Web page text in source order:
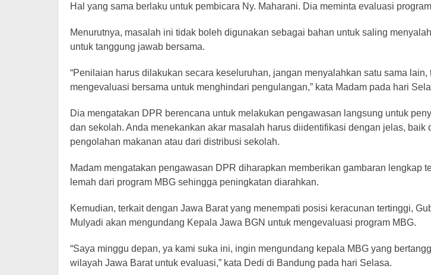
Hal yang sama berlaku untuk pembicara Ny. Maharani. Dia meminta evaluasi
Menurutnya, masalah ini tidak boleh digunakan sebagai bahan untuk saling
untuk tanggung jawab bersama.
“Penilaian harus dilakukan secara keseluruhan, jangan menyalahkan satu sama lain,
mengevaluasi bersama untuk menghindari pengulangan,” kata Madam pada hari
Dia mengatakan DPR berencana untuk melakukan pengawasan langsung untuk
dan sekolah. Anda menekankan akar masalah harus diidentifikasi dengan jelas, baik
pengolahan makanan atau dari distribusi sekolah.
Madam mengatakan pengawasan DPR diharapkan memberikan gambaran lengkap
lemah dari program MBG sehingga peningkatan diarahkan.
Kemudian, terkait dengan Jawa Barat yang menempati posisi keracunan tertinggi,
Mulyadi akan mengundang Kepala Jawa BGN untuk mengevaluasi program MBG.
“Saya minggu depan, ya kami suka ini, ingin mengundang kepala MBG yang
wilayah Jawa Barat untuk evaluasi,” kata Dedi di Bandung pada hari Selasa.